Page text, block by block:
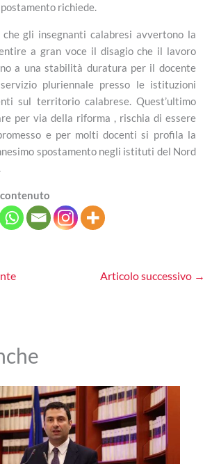
richiede.
che gli insegnanti calabresi avvertono la
a gran voce il disagio che il lavoro
a una stabilità duratura per il docente
pluriennale presso le istituzioni
sul territorio calabrese. Quest’ultimo
per via della riforma , rischia di essere
e per molti docenti si profila la
spostamento negli istituti del Nord
Articolo successivo →